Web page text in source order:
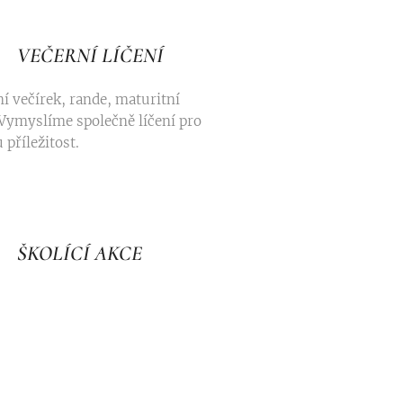
VEČERNÍ LÍČENÍ
večírek, rande, maturitní
společně líčení pro
příležitost.
ŠKOLÍCÍ AKCE